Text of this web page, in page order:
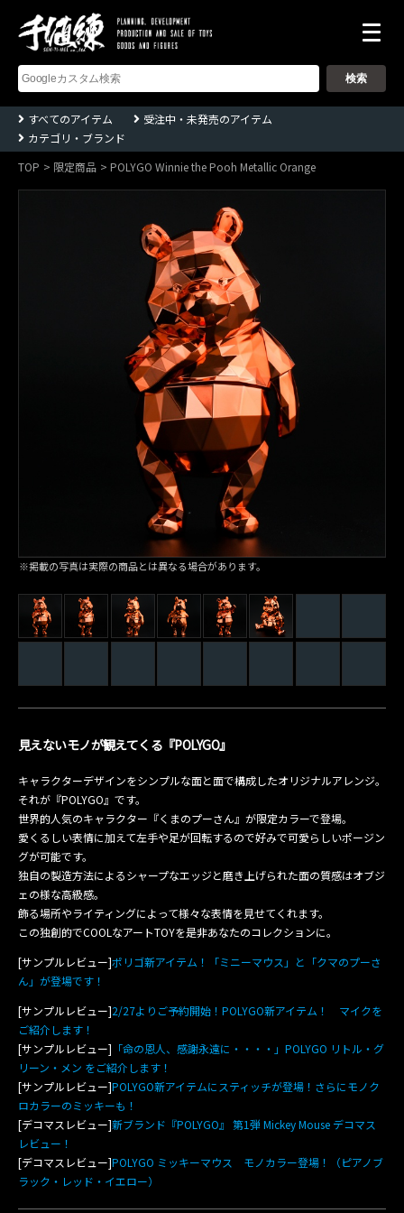
式
会
千
値
練
ー
Sentinel
すべてのアイテム
受注中・未発売のアイテム
カテゴリ・ブランド
TOP
限定商品 POLYGO Winnie the Pooh Metallic Orange
※掲載の写真は実際の商品とは異なる場合があります。
見えないモノが観えてくる『POLYGO』
キャラクターデザインをシンプルな面と面で構成したオリジナルアレンジ。
それが『POLYGO』です。
世界的人気のキャラクター『くまのプーさん』が限定カラーで登場。
愛くるしい表情に加えて左手や足が回転するので好みで可愛らしいポージン
グが可能です。
独自の製造方法によるシャープなエッジと磨き上げられた面の質感はオブジ
ェの様な高級感。
飾る場所やライティングによって様々な表情を見せてくれます。
この独創的でCOOLなアートTOYを是非あなたのコレクションに。
[サンプルレビュー]ポリゴ新アイテム！「ミニーマウス」と「クマのプーさ
ん」が登場です！
[サンプルレビュー]2/27よりご予約開始！POLYGO新アイテム！ マイクを
ご紹介します！
[サンプルレビュー] 「命の恩人、感謝永遠に・・・・」POLYGO リトル・グ
リーン・メン をご紹介します！
[サンプルレビュー]POLYGO新アイテムにスティッチが登場！さらにモノク
ロカラーのミッキーも！
[デコマスレビュー]新ブランド『POLYGO』 第1弾 Mickey Mouse デコマス
レビュー！
[デコマスレビュー]POLYGO ミッキーマウス モノカラー登場！（ピアノブ
ラック・レッド・イエロー）